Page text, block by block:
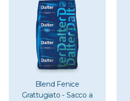
Blend Fenice
Grattugiato - Sacco a